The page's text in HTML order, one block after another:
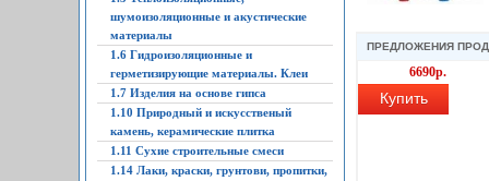
шумоизоляционные и акустические
материалы
1.6 Гидроизоляционные и
герметизирующие материалы. Клеи
1.7 Изделия на основе гипса
1.10 Природный и искусственый
камень, керамические плитка
1.11 Сухие строительные смеси
1.14 Лаки, краски, грунтови, пропитки,
ПРЕДЛОЖЕНИЯ
6690р.
Купить